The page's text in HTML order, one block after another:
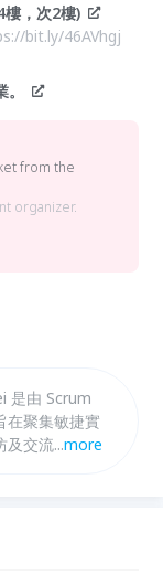
樓，次2樓)
bit.ly/46AVhgj
from the
organizer.
是由 Scrum
在聚集敏捷實
及交流分享最
...more